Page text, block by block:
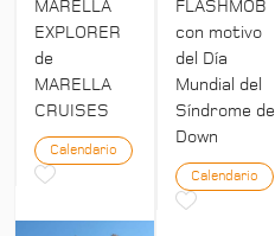
MARELLA
EXPLORER
de
MARELLA
CRUISES
Calendario
FLASHMOB
con motivo
del Día
Mundial del
Síndrome de
Down
Calendario